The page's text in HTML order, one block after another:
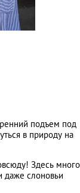
подъем под
в природу на
Здесь много
даже слоновьи